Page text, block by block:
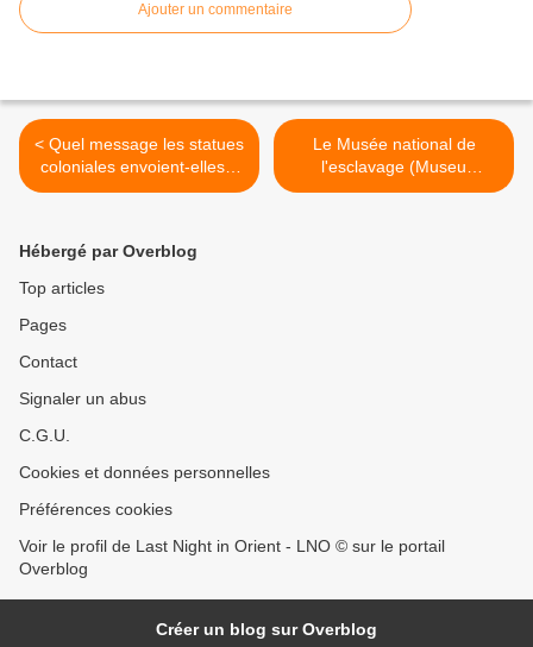
Ajouter un commentaire
< Quel message les statues
coloniales envoient-elles à
notre société?
Le Musée national de
l'esclavage (Museu
Nacional da Escravatura)
Hébergé par Overblog
Top articles
Pages
Contact
Signaler un abus
C.G.U.
Cookies et données personnelles
Préférences cookies
Voir le profil de Last Night in Orient - LNO © sur le portail
Overblog
Créer un blog sur Overblog